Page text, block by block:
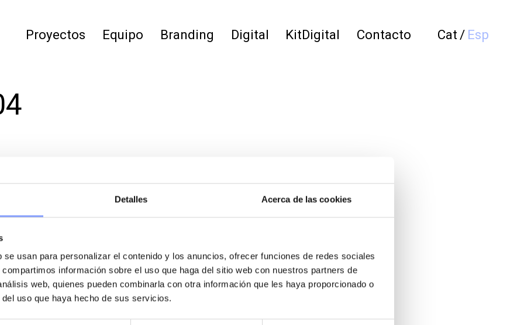
Detalles Acerca de las cookies
usan para personalizar el contenido y los anuncios, ofrecer funciones de redes sociales
información sobre el uso que haga del sitio web con nuestros partners de
web, quienes pueden combinarla con otra información que les haya proporcionado o
uso que haya hecho de sus servicios.
Proyectos Equipo Branding Digital KitDigital Contacto Cat / Esp